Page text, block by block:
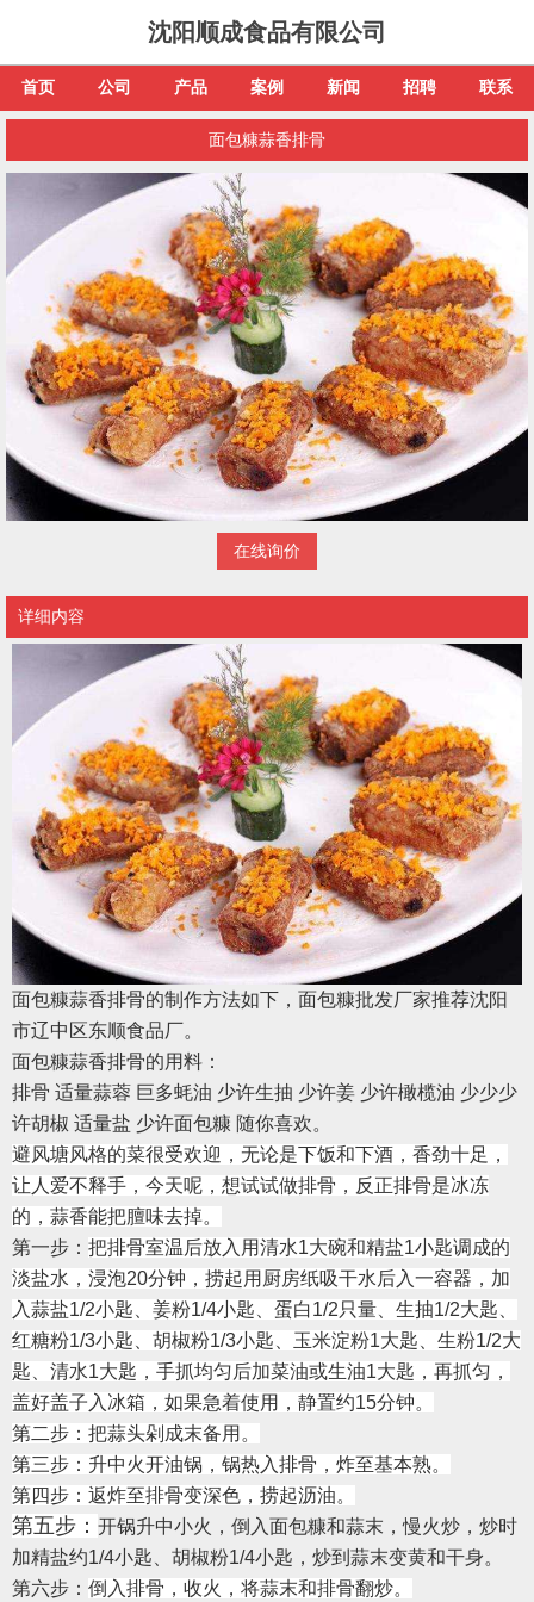
沈阳顺成食品有限公司
首页 公司 产品 案例 新闻 招聘 联系
面包糠蒜香排骨
在线询价
详细内容
面包糠蒜香排骨的制作方法如下，面包糠批发厂家推荐沈阳
市辽中区东顺食品厂。
面包糠蒜香排骨的用料：
排骨 适量蒜蓉 巨多蚝油 少许生抽 少许姜 少许橄榄油 少少少
许胡椒 适量盐 少许面包糠 随你喜欢。
避风塘风格的菜很受欢迎，无论是下饭和下酒，香劲十足，
让人爱不释手，今天呢，想试试做排骨，反正排骨是冰冻
的，蒜香能把膻味去掉。
第一步： 把排骨室温后放入用清水1大碗和精盐1小匙调成的
淡盐水，浸泡20分钟，捞起用厨房纸吸干水后入一容器，加
入蒜盐1/2小匙、姜粉1/4小匙、蛋白1/2只量、生抽1/2大匙、
红糖粉1/3小匙、胡椒粉1/3小匙、玉米淀粉1大匙、生粉1/2大
匙、清水1大匙，手抓均匀后加菜油或生油1大匙，再抓匀，
盖好盖子入冰箱，如果急着使用，静置约15分钟。
第二步： 把蒜头剁成末备用。
第三步： 升中火开油锅，锅热入排骨，炸至基本熟。
第四步： 返炸至排骨变深色，捞起沥油。
第五步： 开锅升中小火，倒入面包糠和蒜末，慢火炒，炒时
加精盐约1/4小匙、胡椒粉1/4小匙，炒到蒜末变黄和干身。
第六步： 倒入排骨，收火，将蒜末和排骨翻炒。